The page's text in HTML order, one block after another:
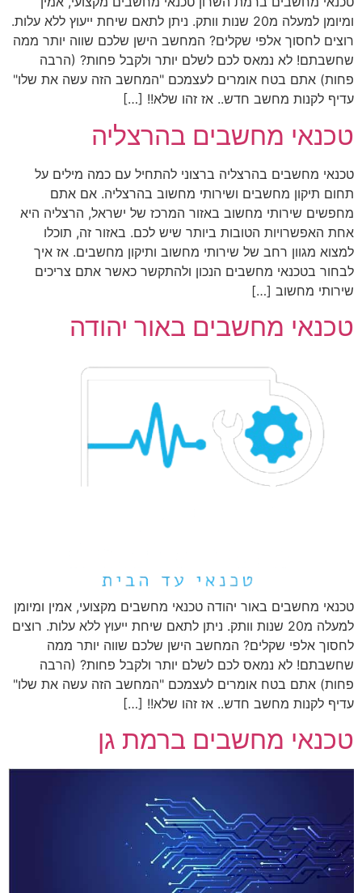
ומיומן למעלה מ20 שנות וותק. ניתן לתאם שיחת ייעוץ ללא עלות.
רוצים לחסוך אלפי שקלים? המחשב הישן שלכם שווה יותר ממה
שחשבתם! לא נמאס לכם לשלם יותר ולקבל פחות? (הרבה
פחות) אתם בטח אומרים לעצמכם "המחשב הזה עשה את שלו"
עדיף לקנות מחשב חדש.. אז זהו שלא!! […]
טכנאי מחשבים בהרצליה
טכנאי מחשבים בהרצליה ברצוני להתחיל עם כמה מילים על
תחום תיקון מחשבים ושירותי מחשוב בהרצליה. אם אתם
מחפשים שירותי מחשוב באזור המרכז של ישראל, הרצליה היא
אחת האפשרויות הטובות ביותר שיש לכם. באזור זה, תוכלו
למצוא מגוון רחב של שירותי מחשוב ותיקון מחשבים. אז איך
לבחור בטכנאי מחשבים הנכון ולהתקשר כאשר אתם צריכים
שירותי מחשוב […]
טכנאי מחשבים באור יהודה
טכנאי מחשבים באור יהודה טכנאי מחשבים מקצועי, אמין ומיומן
למעלה מ20 שנות וותק. ניתן לתאם שיחת ייעוץ ללא עלות. רוצים
לחסוך אלפי שקלים? המחשב הישן שלכם שווה יותר ממה
שחשבתם! לא נמאס לכם לשלם יותר ולקבל פחות? (הרבה
פחות) אתם בטח אומרים לעצמכם "המחשב הזה עשה את שלו"
עדיף לקנות מחשב חדש.. אז זהו שלא!! […]
טכנאי מחשבים ברמת גן